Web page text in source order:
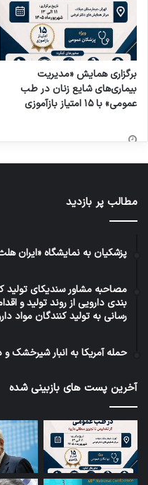
برگزاری همایش «مدیریت
بیماری‌های شایع زنان در طب
عمومی» با ۱۵ امتیاز بازآموزی
مطالب پر بازدید
پزشکیان به نمایشگاه «ایران
مصاحبه مشاور سندیکای تولید
بندی دارویی از روند تولید و
رسانی به تولید کنندگان مواد
حمله آمریکا به انبار شیرخشک
آخرین پست های بازبینی شده